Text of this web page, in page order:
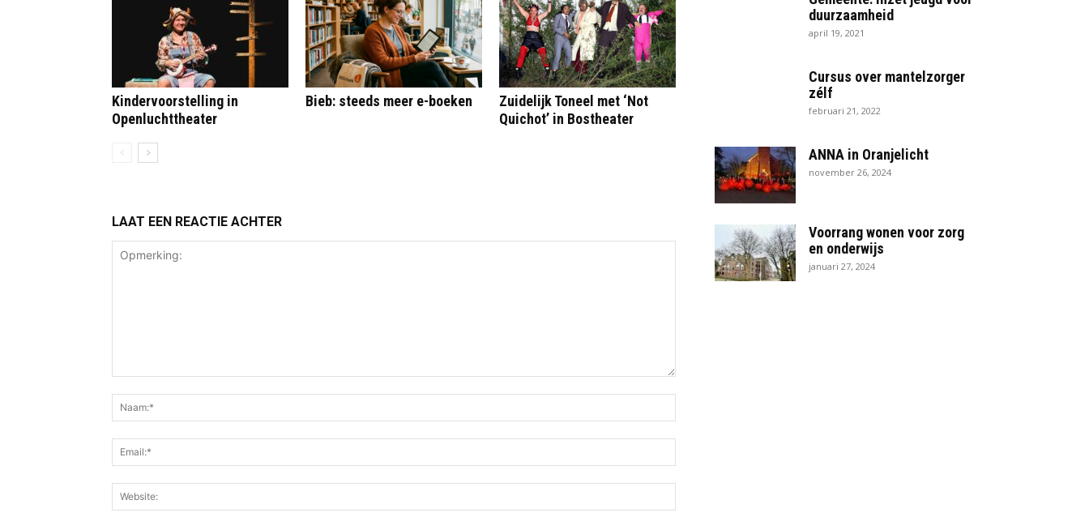
Kindervoorstelling in
Openluchttheater
Bieb: steeds meer e-boeken
Zuidelijk Toneel met ‘Not
Quichot’ in Bostheater
LAAT EEN REACTIE ACHTER
duurzaamheid
april 19, 2021
Cursus over mantelzorger
zélf
februari 21, 2022
ANNA in Oranjelicht
november 26, 2024
Voorrang wonen voor zorg
en onderwijs
januari 27, 2024